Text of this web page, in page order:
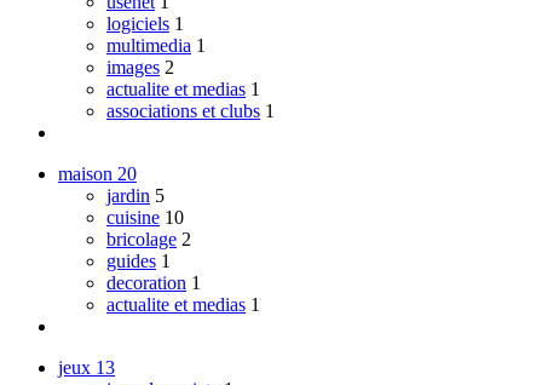
logiciels 1
multimedia 1
images 2
actualite et medias 1
associations et clubs 1
maison 20
jardin 5
cuisine 10
bricolage 2
guides 1
decoration 1
actualite et medias 1
jeux 13